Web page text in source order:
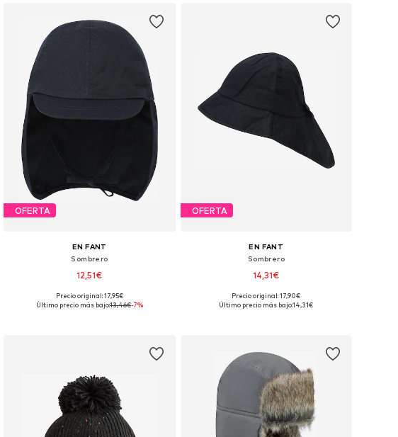
OFERTA
EN FANT
Sombrero
12,51€
Precio original: 17,95€
Último precio más bajo:13,46€-7%
OFERTA
EN FANT
Sombrero
14,31€
Tallas disponibles: 51-54, 54-56
Precio original: 17,90€
Último precio más bajo:14,31€